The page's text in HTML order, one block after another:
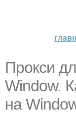
Прокси
Window.
на